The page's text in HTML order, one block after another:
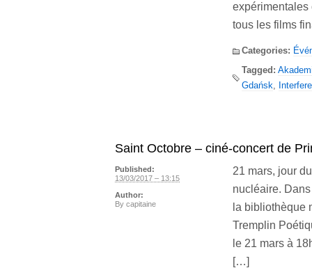
expérimentales
tous les films
Categories:
Tagged:
Gdańsk
Saint Octobre – ciné-concert de
21 mars, jour
nucléaire.
la bibliothèque
Tremplin
le 21 mars à
[…]
Published:
13/03/2017 – 13:15
Author:
By capitaine